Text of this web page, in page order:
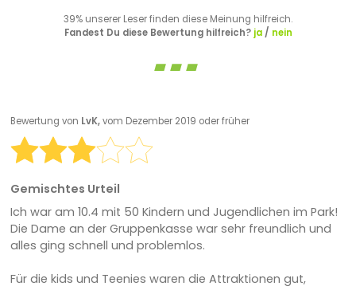
39% unserer Leser finden diese Meinung hilfreich.
Fandest Du diese Bewertung hilfreich? ja/ nein
Bewertung von LvK,vom Dezember 2019 oder früher
Gemischtes Urteil
Ich war am 10.4 mit 50 Kindern und Jugendlichen im Park!
Die Dame an der Gruppenkasse war sehr freundlich und
alles ging schnell und problemlos.
Für die kids und Teenies waren die Attraktionen gut,